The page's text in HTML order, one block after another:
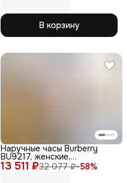
В корзину
13 511 ₽32 077 ₽−58%
Наручные часы Burberry
BU9217, женские,
сапфировое стекло,